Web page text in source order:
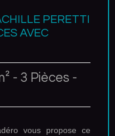
PERETTI
AVEC
- 3 Pièces -
vous propose ce